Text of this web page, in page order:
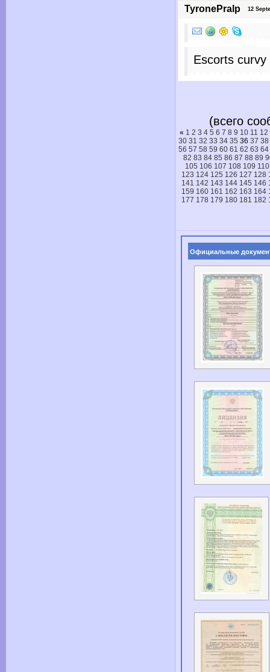
TyronePralp 12
Escorts curvy
(всего
« 1 2 3 4 5 6 7 8 9 10 11 12
30 31 32 33 34 35 36 37 38
56 57 58 59 60 61 62 63 64
82 83 84 85 86 87 88 89
105 106 107 108 109 110
123 124 125 126 127 128
141 142 143 144 145 146
159 160 161 162 163 164
177 178 179 180 181 182
Официальные